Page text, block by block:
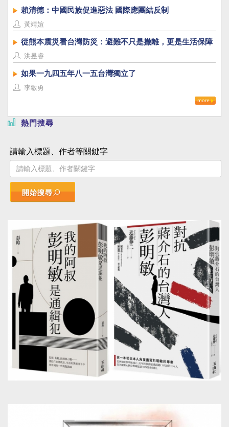
賴清德：中國民族促進惡法 國際應團結反制
黃靖媗
從熊本震災看台灣防災：避難不只是撤離，更是生活保障
洪昱睿
如果一九四五年八一五台灣獨立了
李敏勇
熱門搜尋
請輸入標題、作者等關鍵字
開始搜尋